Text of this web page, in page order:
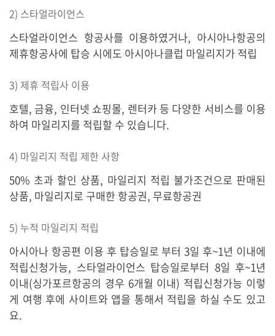
2) 스타얼라이언스
스타얼라이언스 항공사를 이용하였거나, 아시아나항공의
제휴항공사에 탑승 시에도 아시아나클럽 마일리지가 적립
3) 제휴 적립사 이용
호텔, 금융, 인터넷 쇼핑몰, 렌터카 등 다양한 서비스를 이용
하여 마일리지를 적립할 수 있습니다.
4) 마일리지 적립 제한 사항
50% 초과 할인 상품, 마일리지 적립 불가조건으로 판매된
상품, 마일리지로 구매한 항공권, 무료항공권
5) 누적 마일리지 적립
아시아나 항공편 이용 후 탑승일로 부터 3일 후~1년 이내에
적립신청가능, 스타얼라이언스 탑승일로부터 8일 후~1년
이내(싱가포르항공의 경우 6개월 이내) 적립신청가능 이렇
게 여행 후에 사이트와 앱을 통해서 적립을 하실 수도 있고
요.